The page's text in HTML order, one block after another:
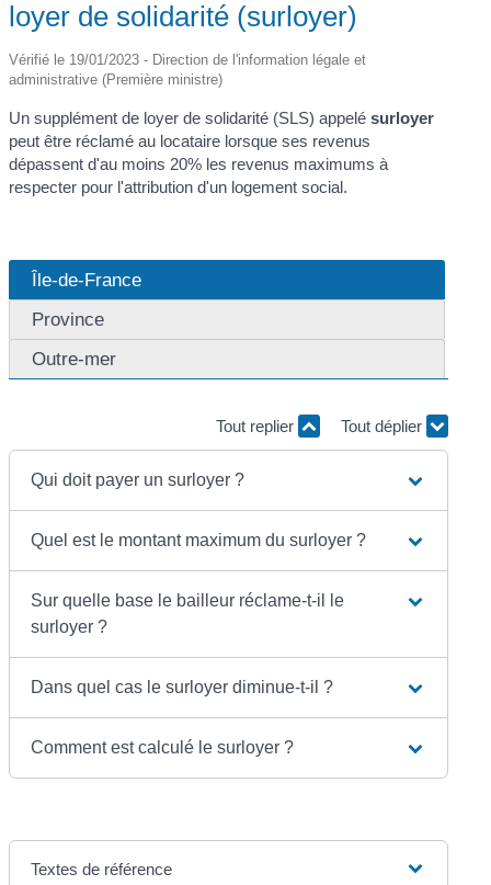
loyer de solidarité (surloyer)
Vérifié le 19/01/2023 - Direction de l'information légale et
administrative (Première ministre)
Un supplément de loyer de solidarité (SLS) appelésurloyer
peut être réclamé au locataire lorsque ses revenus
dépassent d'au moins 20% les revenus maximums à
respecter pour l'attribution d'un logement social.
Île-de-France
Province
Outre-mer
Tout replier Tout déplier
Qui doit payer un surloyer ?
Quel est le montant maximum du surloyer ?
Sur quelle base le bailleur réclame-t-il le
surloyer ?
Dans quel cas le surloyer diminue-t-il ?
Comment est calculé le surloyer ?
Textes de référence